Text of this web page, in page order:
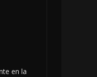
en la